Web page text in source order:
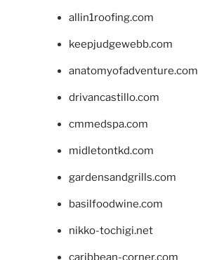
allin1roofing.com
keepjudgewebb.com
anatomyofadventure.com
drivancastillo.com
cmmedspa.com
midletontkd.com
gardensandgrills.com
basilfoodwine.com
nikko-tochigi.net
caribbean-corner.com